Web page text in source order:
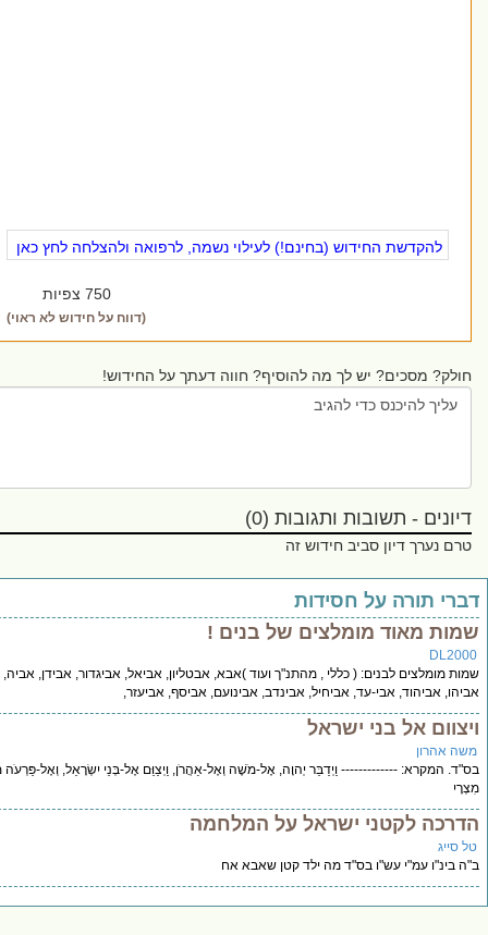
להקדשת החידוש (בחינם!) לעילוי נשמה, לרפואה ולהצלחה לחץ כאן
(דווח על חידוש לא ראוי)
מסכים? יש לך מה להוסיף? חווה דעתך על החידוש!
- תשובות ותגובות (0)
נערך דיון סביב חידוש זה
תורה על חסידות
מאוד מומלצים של בנים !
מומלצים לבנים: ( כללי , מהתנ"ך ועוד )אבא, אבטליון, אביאל, אביגדור, אבידן, אביה,
אביהוד, אבי-עד, אביחיל, אבינדב, אבינועם, אביסף, אביעזר,
אל בני ישראל
המקרא: ------------- וַיְדַבֵּר יְהוָה, אֶל-מֹשֶׁה וְאֶל-אַהֲרֹן, וַיְצַוֵּם אֶל-בְּנֵי יִשְׂרָאֵל, וְאֶל-פַּרְעֹה מֶלֶךְ
לקטני ישראל על המלחמה
עמ"י עש"ו בס"ד מה ילד קטן שאבא אח